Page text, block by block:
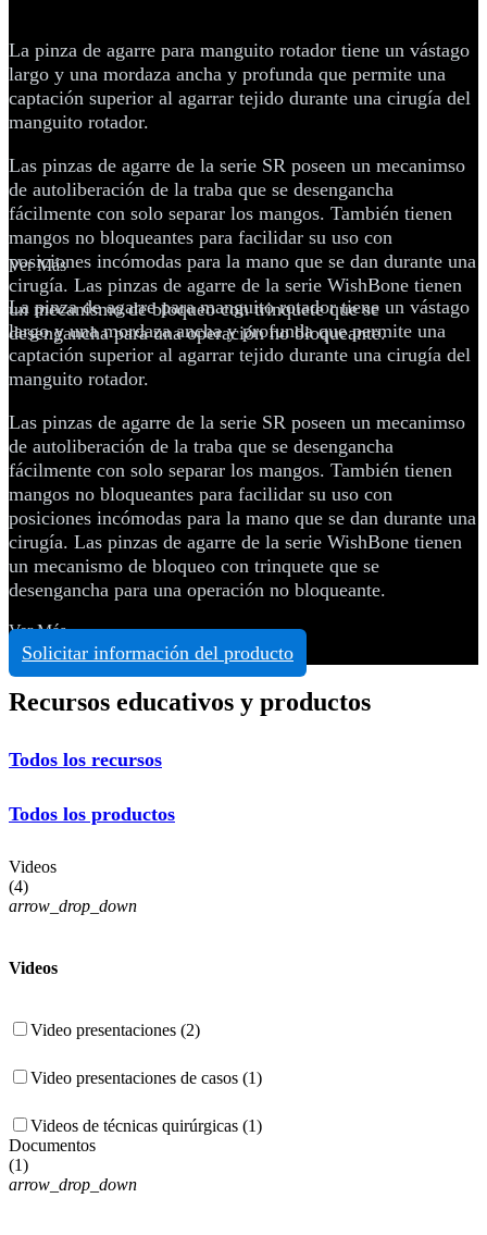
La pinza de agarre para manguito rotador tiene un vástago
largo y una mordaza ancha y profunda que permite una
captación superior al agarrar tejido durante una cirugía del
manguito rotador.
Las pinzas de agarre de la serie SR poseen un mecanimso
de autoliberación de la traba que se desengancha
fácilmente con solo separar los mangos. También tienen
mangos no bloqueantes para facilidar su uso con
posiciones incómodas para la mano que se dan durante una
cirugía. Las pinzas de agarre de la serie WishBone tienen
un mecanismo de bloqueo con trinquete que se
desengancha para una operación no bloqueante.
Ver Más
La pinza de agarre para manguito rotador tiene un vástago
largo y una mordaza ancha y profunda que permite una
captación superior al agarrar tejido durante una cirugía del
manguito rotador.
Las pinzas de agarre de la serie SR poseen un mecanimso
de autoliberación de la traba que se desengancha
fácilmente con solo separar los mangos. También tienen
mangos no bloqueantes para facilidar su uso con
posiciones incómodas para la mano que se dan durante una
cirugía. Las pinzas de agarre de la serie WishBone tienen
un mecanismo de bloqueo con trinquete que se
desengancha para una operación no bloqueante.
Ver Más
Solicitar información del producto
Recursos educativos y productos
Todos los recursos
Todos los productos
Videos
(4)
arrow_drop_down
Videos
Video presentaciones (2)
Video presentaciones de casos (1)
Videos de técnicas quirúrgicas (1)
Documentos
(1)
arrow_drop_down